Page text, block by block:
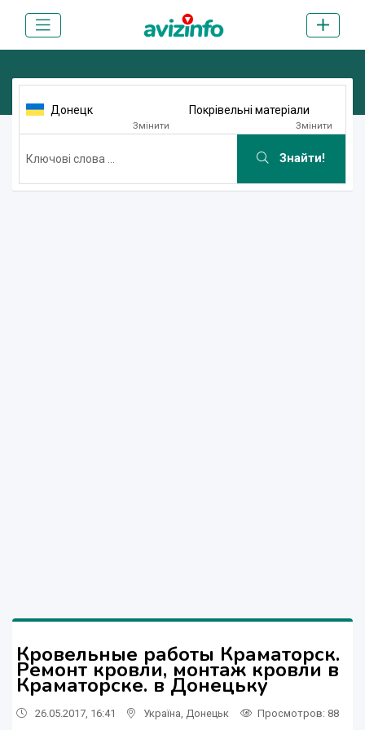
Донецк
Змінити
Покрівельні матеріали
Змінити
Знайти!
Кровельные работы Краматорск.
Ремонт кровли, монтаж кровли в
Краматорске. в Донецьку
26.05.2017, 16:41 Україна Донецьк Просмотров: 88